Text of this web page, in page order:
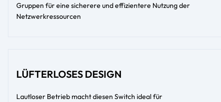
Gruppen für eine sicherere und effizientere Nutzung der
Netzwerkressourcen
LÜFTERLOSES DESIGN
Lautloser Betrieb macht diesen Switch ideal für